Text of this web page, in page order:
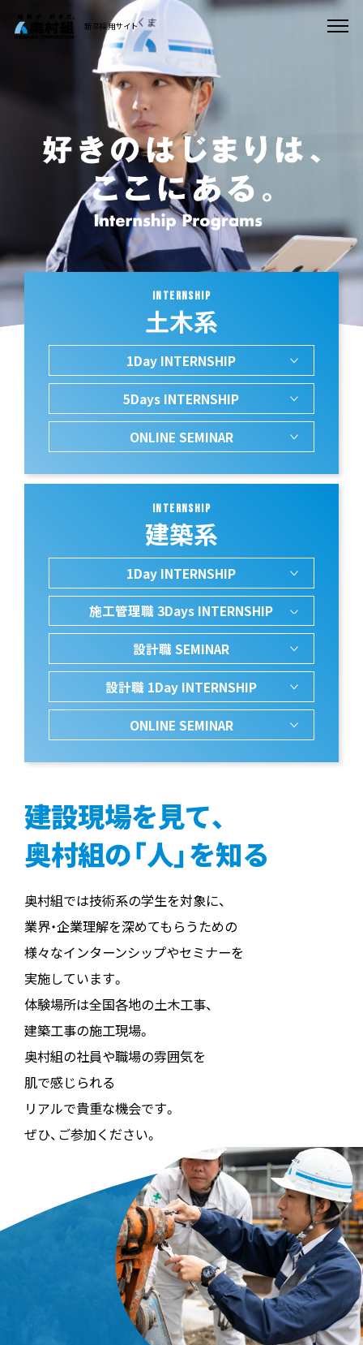
新卒採用サイト
INTERNSHIP
土木系
1Day INTERNSHIP
5Days INTERNSHIP
ONLINE SEMINAR
INTERNSHIP
建築系
1Day INTERNSHIP
施工管理職 3Days INTERNSHIP
設計職 SEMINAR
設計職 1Day INTERNSHIP
ONLINE SEMINAR
建設現場を見て、
奥村組の「人」を知る
奥村組では技術系の学生を対象に、
業界・企業理解を深めてもらうための
様々なインターンシップやセミナーを
実施しています。
体験場所は全国各地の土木工事、
建築工事の施工現場。
奥村組の社員や職場の雰囲気を
肌で感じられる
リアルで貴重な機会です。
ぜひ、ご参加ください。